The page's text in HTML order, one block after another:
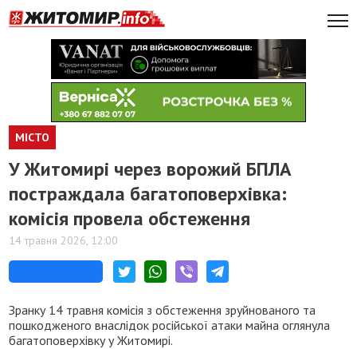
МІСТО
У Житомирі через ворожий БПЛА
постраждала багатоповерхівка:
комісія провела обстеження
14 травня 2026, 12:00
Зранку 14 травня комісія з обстеження зруйнованого та
пошкодженого внаслідок російської атаки майна оглянула
багатоповерхівку у Житомирі.